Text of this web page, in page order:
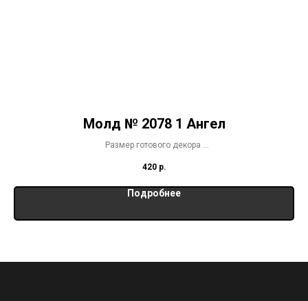
Молд № 2078 1 Ангел
Размер готового декора
420 р.
Подробнее